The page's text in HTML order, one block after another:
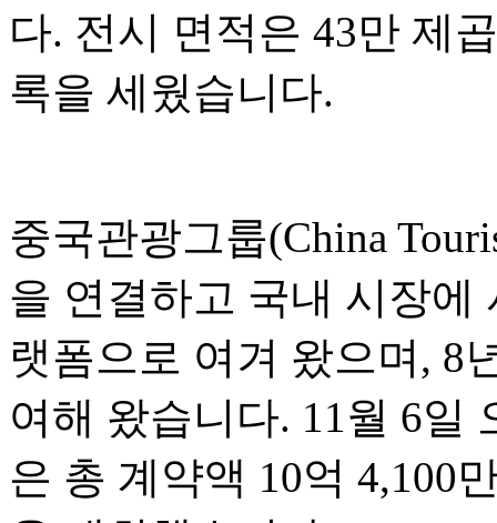
다. 전시 면적은 43만 제
록을 세웠습니다.
중국관광그룹(China
을 연결하고 국내 시장에
랫폼으로 여겨 왔으며, 8
여해 왔습니다. 11월 6일
은 총 계약액 10억 4,100